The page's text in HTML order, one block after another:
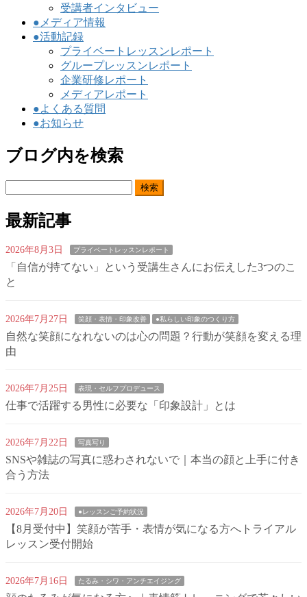
受講者インタビュー
●メディア情報
●活動記録
プライベートレッスンレポート
グループレッスンレポート
企業研修レポート
メディアレポート
●よくある質問
●お知らせ
ブログ内を検索
最新記事
2026年8月3日 プライベートレッスンレポート
「自信が持てない」という受講生さんにお伝えした3つのこ
と
2026年7月27日 笑顔・表情・印象改善 ●私らしい印象のつくり方
自然な笑顔になれないのは心の問題？行動が笑顔を変える理
由
2026年7月25日 表現・セルフプロデュース
仕事で活躍する男性に必要な「印象設計」とは
2026年7月22日 写真写り
SNSや雑誌の写真に惑わされないで｜本当の顔と上手に付き
合う方法
2026年7月20日 ●レッスンご予約状況
【8月受付中】笑顔が苦手・表情が気になる方へトライアル
レッスン受付開始
2026年7月16日 たるみ・シワ・アンチエイジング